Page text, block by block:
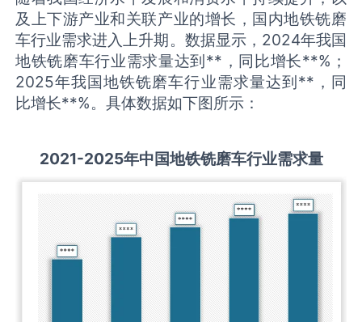
及上下游产业和关联产业的增长，国内地铁铣磨
车行业需求进入上升期。数据显示，2024年我国
地铁铣磨车行业需求量达到**，同比增长**%；
2025年我国地铁铣磨车行业需求量达到**，同
比增长**%。具体数据如下图所示：
2021-2025年中国地铁铣磨车行业需求量